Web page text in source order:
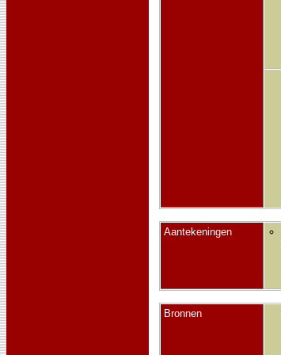
Aantekeningen
Bronnen